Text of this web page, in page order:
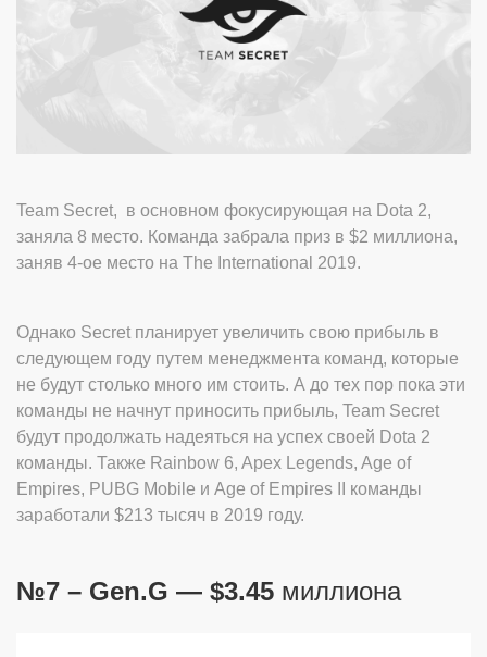
Team Secret, в основном фокусирующая на Dota 2,
заняла 8 место. Команда забрала приз в $2 миллиона,
заняв 4-ое место на The International 2019.
Однако Secret планирует увеличить свою прибыль в
следующем году путем менеджмента команд, которые
не будут столько много им стоить. А до тех пор пока эти
команды не начнут приносить прибыль, Team Secret
будут продолжать надеяться на успех своей Dota 2
команды. Также Rainbow 6, Apex Legends, Age of
Empires, PUBG Mobile и Age of Empires II команды
заработали $213 тысяч в 2019 году.
№7 – Gen.G — $3.45 миллиона